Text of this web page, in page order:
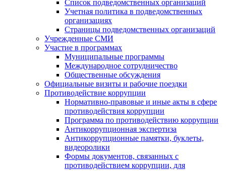
Список подведомственных организаций
Учетная политика в подведомственных
организациях
Страницы подведомственных организаций
Учрежденные СМИ
Участие в программах
Муниципальные программы
Международное сотрудничество
Общественные обсуждения
Официальные визиты и рабочие поездки
Противодействие коррупции
Нормативно-правовые и иные акты в сфере
противодействия коррупции
Программа по противодействию коррупции
Антикоррупционная экспертиза
Антикоррупционные памятки, буклеты,
видеоролики
Формы документов, связанных с
противодействием коррупции, для